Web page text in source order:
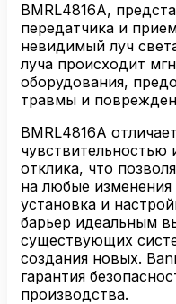
BMRL4816A,
передатчика и
невидимый луч
луча происходит
оборудования,
травмы и
BMRL4816A
отклика, что
на любые изменения
установка и
барьер идеальным
существующих
создания новых.
гарантия
производства.